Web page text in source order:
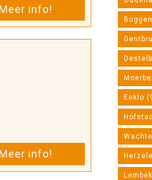
Meer info!
Meer info!
Eeklo